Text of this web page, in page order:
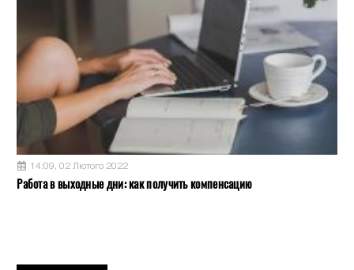
14:09, 02 Лютого 2022
Работа в выходные дни: как получить компенсацию